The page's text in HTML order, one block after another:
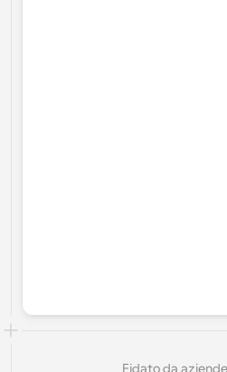
Fidato da